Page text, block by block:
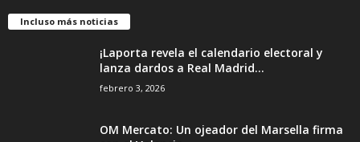
Incluso más noticias
¡Laporta revela el calendario electoral y
lanza dardos a Real Madrid...
febrero 3, 2026
OM Mercato: Un ojeador del Marsella firma